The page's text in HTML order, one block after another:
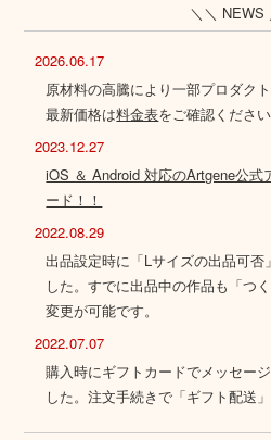
＼＼ NEWS
2026.06.17
原材料の高騰により一部プロダク
最新価格は料金表をご確認ください
2023.12.27
iOS ＆ Android 対応のArtgene公式
ード！！
2022.08.29
出品設定時に「Lサイズの出品可否
した。すでに出品中の作品も「つ
変更が可能です。
2022.07.07
購入時にギフトカードでメッセー
した。注文手続きで「ギフト配送